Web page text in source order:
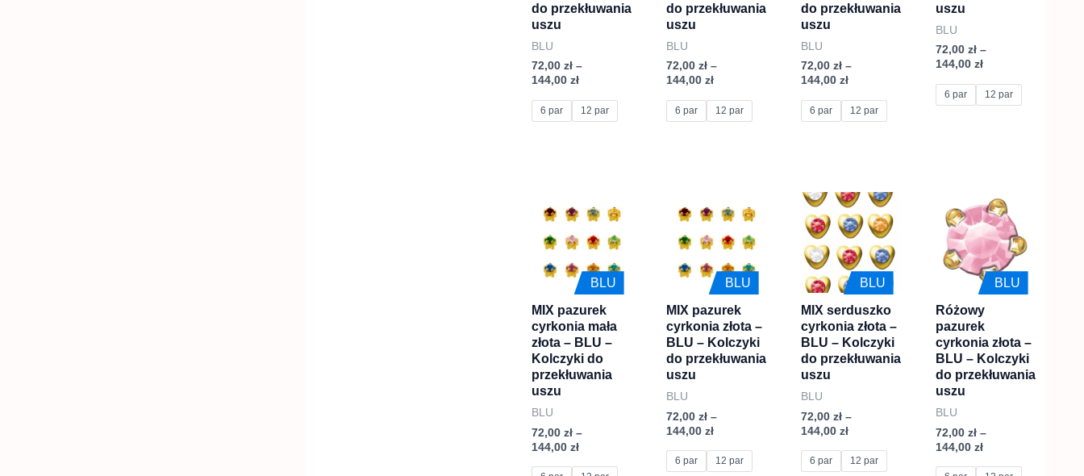
do przekłuwania
uszu
BLU
72,00 zł –
144,00 zł
6 par 12 par
na
produktu
do przekłuwania
uszu
BLU
72,00 zł –
144,00 zł
6 par 12 par
na
produktu
do przekłuwania
uszu
BLU
72,00 zł –
144,00 zł
6 par 12 par
na
produktu
uszu
BLU
72,00 zł –
144,00 zł
6 par 12 par
na
stronie
produktu
BLU
MIX pazurek
cyrkonia mała
złota – BLU –
Kolczyki do
przekłuwania
uszu
BLU
72,00 zł –
144,00 zł
cen:
od
72,00 zł
do
144,00 zł
produkt
ma
wiele
wariantów.
Opcje
można
wybrać
na
stronie
produktu
BLU
MIX pazurek
cyrkonia złota –
BLU – Kolczyki
do przekłuwania
uszu
BLU
72,00 zł –
144,00 zł
cen:
od
72,00 zł
do
144,00 zł
6 par 12 par
produkt
ma
wiele
wariantów.
Opcje
można
wybrać
na
produktu
BLU
MIX serduszko
cyrkonia złota –
BLU – Kolczyki
do przekłuwania
uszu
BLU
72,00 zł –
144,00 zł
Zakres
cen:
od
72,00 zł
do
144,00 zł
6 par 12 par
Ten
produkt
ma
wiele
wariantów.
Opcje
można
wybrać
na
produktu
BLU
Różowy
pazurek
cyrkonia złota –
BLU – Kolczyki
do przekłuwania
uszu
BLU
72,00 zł –
144,00 zł
cen:
od
72,00 zł
do
144,00 zł
produkt
ma
wiele
wariantów.
Opcje
można
wybrać
na
stronie
produktu